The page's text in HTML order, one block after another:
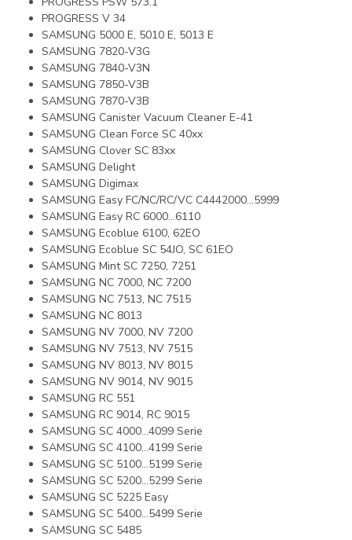
PROGRESS V 34
SAMSUNG 5000 E, 5010 E, 5013 E
SAMSUNG 7820-V3G
SAMSUNG 7840-V3N
SAMSUNG 7850-V3B
SAMSUNG 7870-V3B
SAMSUNG Canister Vacuum Cleaner E-41
SAMSUNG Clean Force SC 40xx
SAMSUNG Clover SC 83xx
SAMSUNG Delight
SAMSUNG Digimax
SAMSUNG Easy FC/NC/RC/VC C4442000…5999
SAMSUNG Easy RC 6000…6110
SAMSUNG Ecoblue 6100, 62EO
SAMSUNG Ecoblue SC 54JO, SC 61EO
SAMSUNG Mint SC 7250, 7251
SAMSUNG NC 7000, NC 7200
SAMSUNG NC 7513, NC 7515
SAMSUNG NC 8013
SAMSUNG NV 7000, NV 7200
SAMSUNG NV 7513, NV 7515
SAMSUNG NV 8013, NV 8015
SAMSUNG NV 9014, NV 9015
SAMSUNG RC 551
SAMSUNG RC 9014, RC 9015
SAMSUNG SC 4000...4099 Serie
SAMSUNG SC 4100…4199 Serie
SAMSUNG SC 5100…5199 Serie
SAMSUNG SC 5200…5299 Serie
SAMSUNG SC 5225 Easy
SAMSUNG SC 5400…5499 Serie
SAMSUNG SC 5485